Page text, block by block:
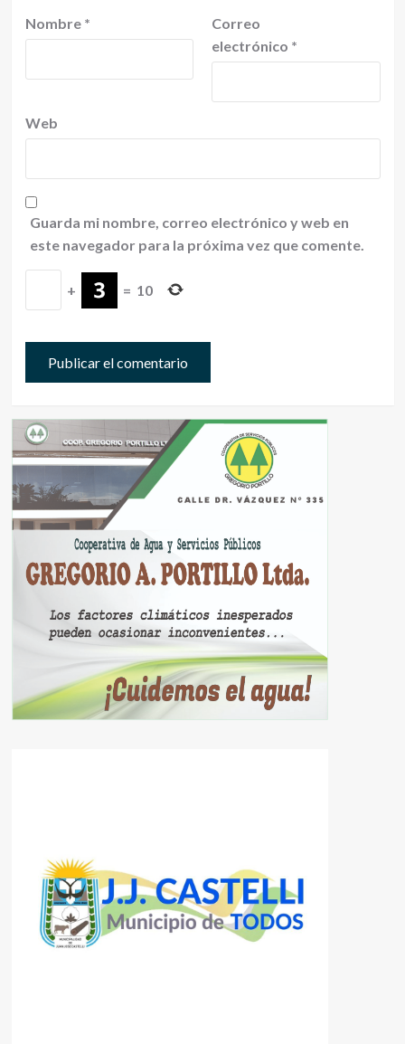
Nombre *
Correo
electrónico *
Web
Guarda mi nombre, correo electrónico y web en
este navegador para la próxima vez que comente.
+ = 10